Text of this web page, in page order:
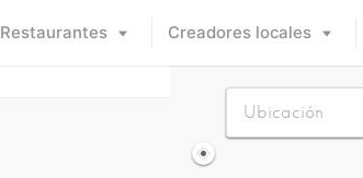
Restaurantes Creadores locales